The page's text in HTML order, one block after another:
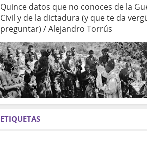
Quince datos que no conoces de la
Civil y de la dictadura (y que te da
preguntar) / Alejandro Torrús
ETIQUETAS